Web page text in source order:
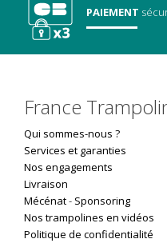
PAIEMENT
France
Qui sommes-nous ?
Services et garanties
Nos engagements
Livraison
Mécénat- Sponsoring
Nos trampolines en vidéos
Politique de confidentialité